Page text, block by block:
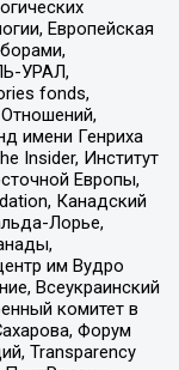
Европейская
УРАЛ,
fonds,
имени Генриха
Insider, Институт
Европы,
Канадский
Лорье,
им Вудро
Всеукраинский
комитет в
Форум
Transparеncy